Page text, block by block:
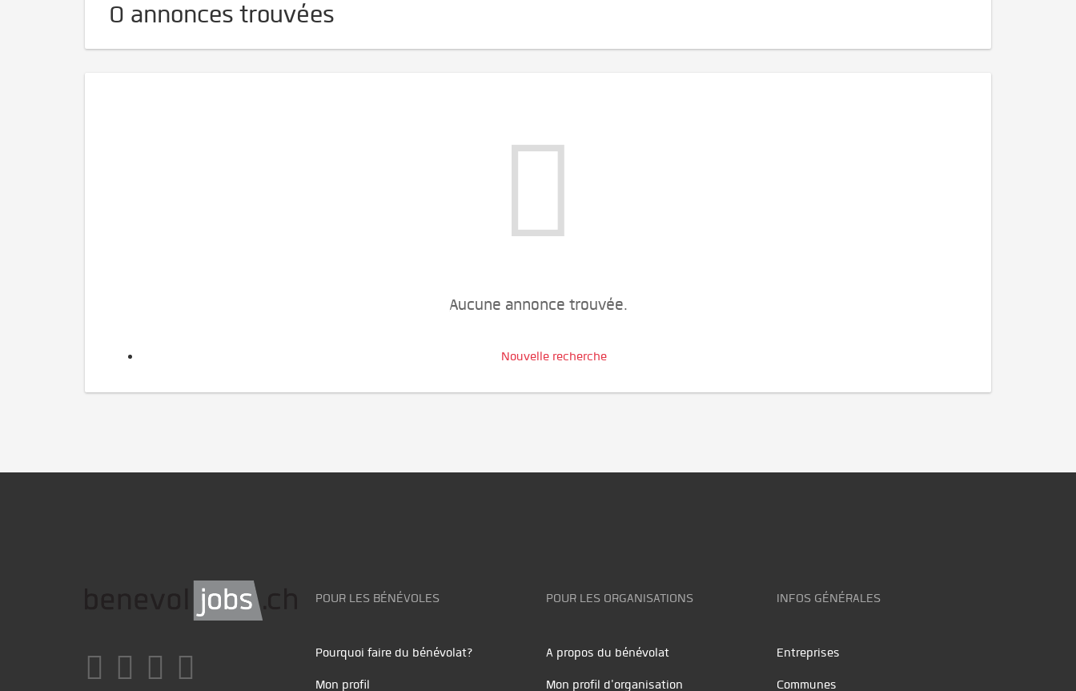
0 annonces trouvées
Aucune annonce trouvée.
Nouvelle recherche
POUR LES BÉNÉVOLES
Pourquoi faire du bénévolat?
Mon profil
POUR LES ORGANISATIONS
A propos du bénévolat
Mon profil d'organisation
INFOS GÉNÉRALES
Entreprises
Communes